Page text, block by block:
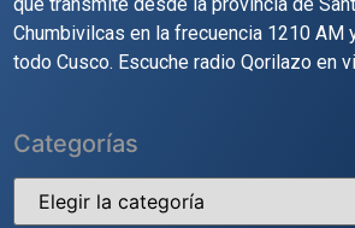
que transmite desde la provincia de
Chumbivilcas en la frecuencia 1210 AM
todo Cusco. Escuche radio Qorilazo en
Categorías